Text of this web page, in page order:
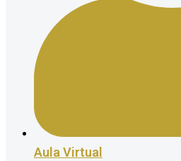
Aula Virtual